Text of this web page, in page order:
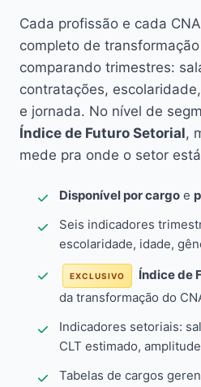
Cada profissão e cada
completo de
comparando trimestres:
contratações,
e jornada. No nível de
Índice de Futuro Setorial,
mede pra onde o setor
Disponível por cargo e
Seis indicadores
escolaridade, idade,
EXCLUSIVO Índice de
da transformação do
Indicadores setoriais:
CLT estimado, amplitude
Tabelas de cargos